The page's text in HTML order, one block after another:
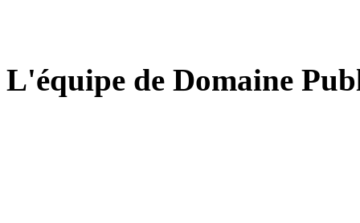
L'équipe de Domaine